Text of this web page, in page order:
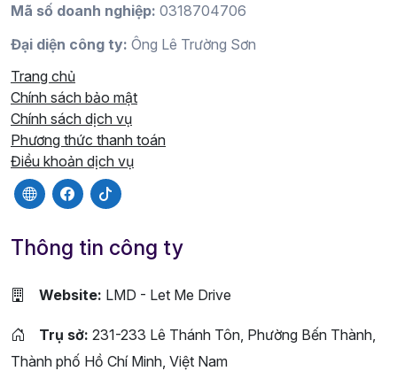
Mã số doanh nghiệp: 0318704706
Đại diện công ty: Ông Lê Trường Sơn
Trang chủ
Chính sách bảo mật
Chính sách dịch vụ
Phương thức thanh toán
Điều khoản dịch vụ
Thông tin công ty
Website: LMD - Let Me Drive
Trụ sở: 231-233 Lê Thánh Tôn, Phường Bến Thành,
Thành phố Hồ Chí Minh, Việt Nam